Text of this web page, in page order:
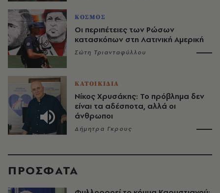
ΚΟΣΜΟΣ
Οι περιπέτειες των Ρώσων
κατασκόπων στη Λατινική Αμερική
Σώτη Τριανταφύλλου
ΚΑΤΟΙΚΙΔΙΑ
Νίκος Χρυσάκης: Το πρόβλημα δεν
είναι τα αδέσποτα, αλλά οι
άνθρωποι
Δήμητρα Γκρους
ΠΡΟΣΦΑΤΑ